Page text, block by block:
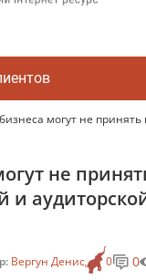
могут не
не
и
Вергун Денис 0 0